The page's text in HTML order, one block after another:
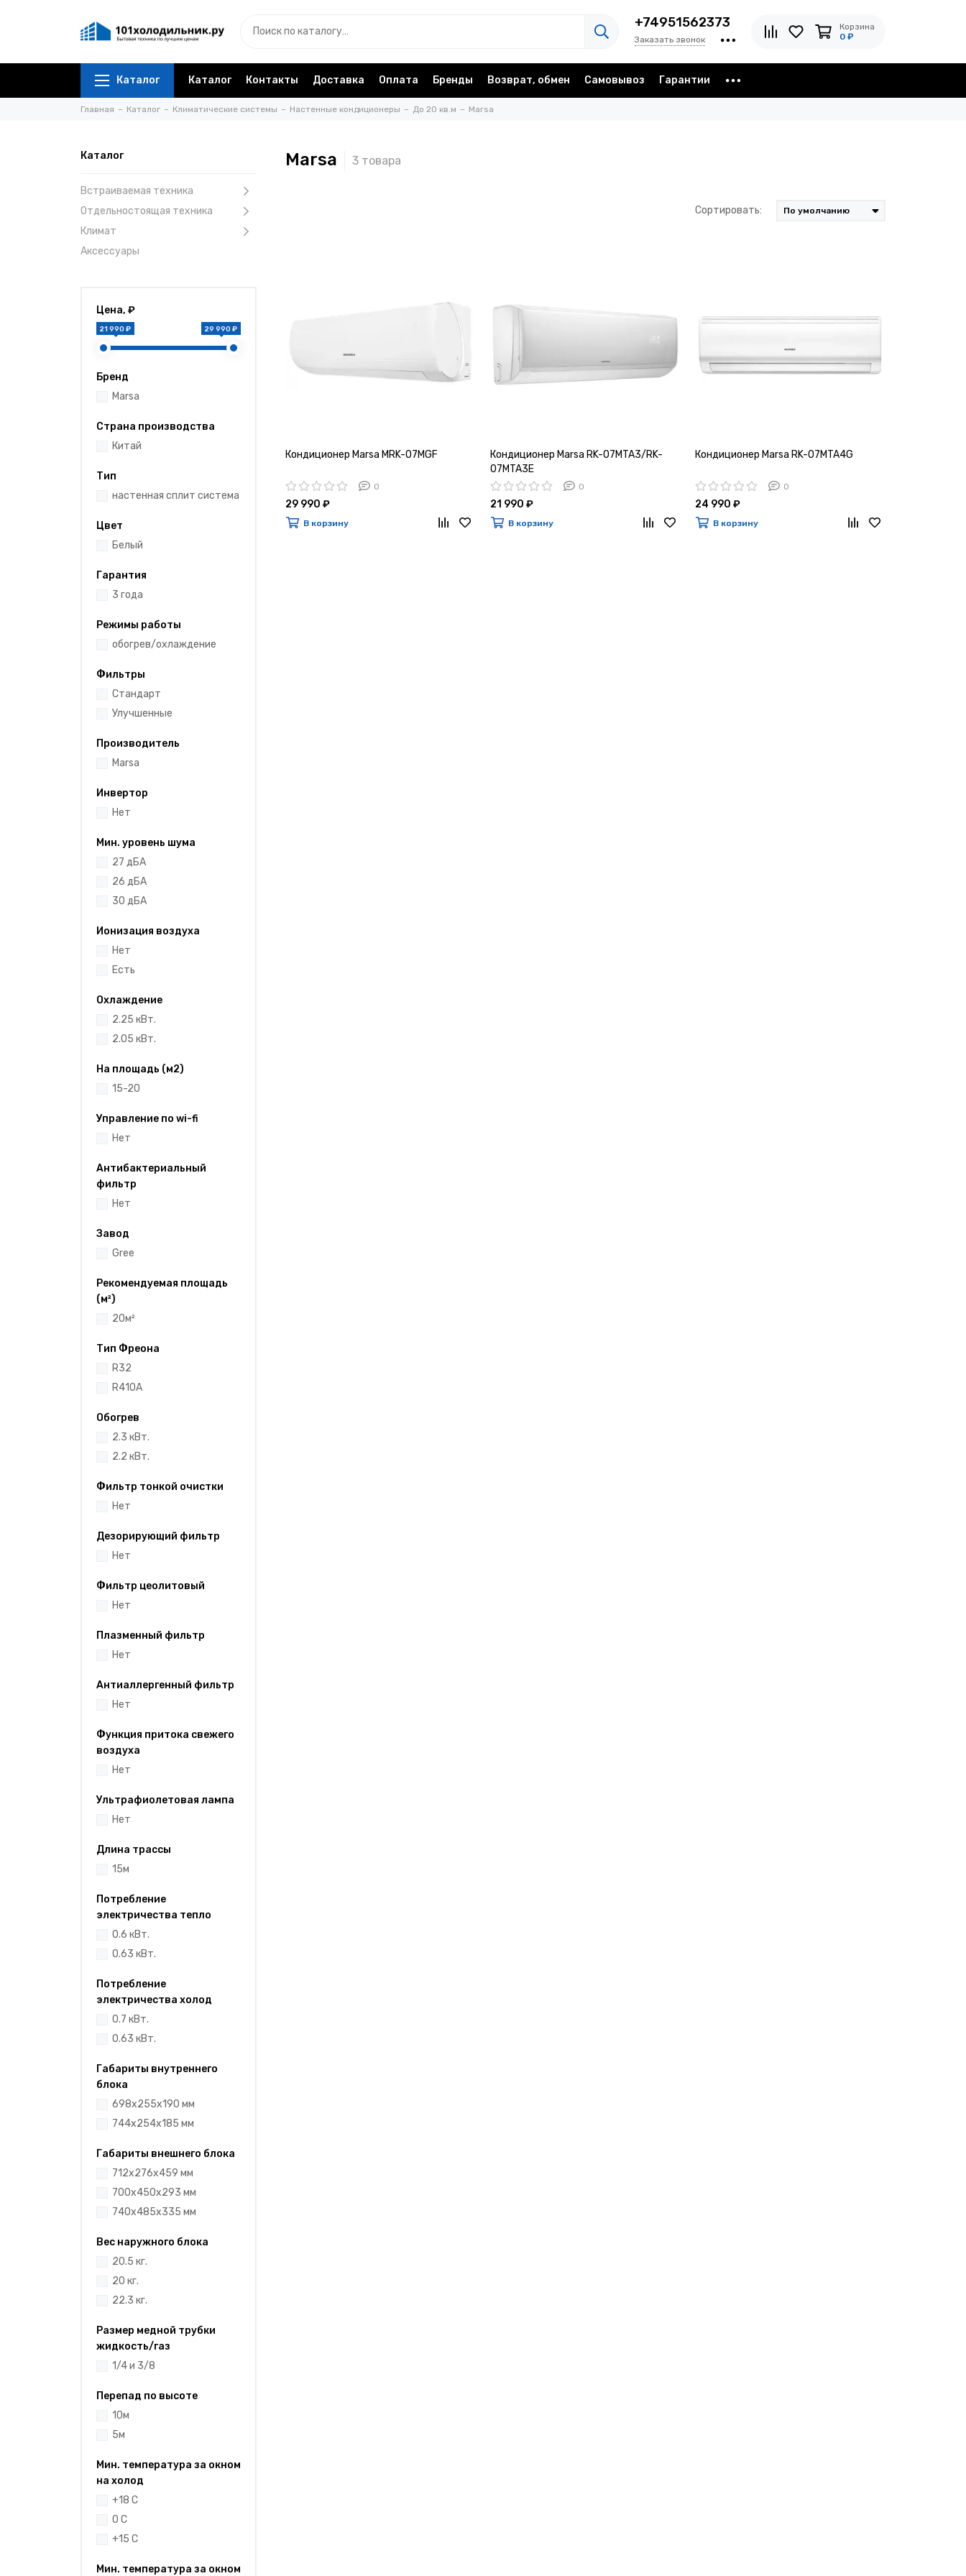
+74951562373
Заказать звонок
Корзина
0 ₽
Каталог Каталог Контакты Доставка Оплата Бренды Возврат, обмен Самовывоз Гарантии
Главная Каталог Климатические системы Настенные кондиционеры До 20 кв.м Marsa
Каталог
Встраиваемая техника
Отдельностоящая техника
Климат
Аксессуары
Цена, ₽
21 990 ₽ 29 990 ₽
Бренд
Marsa
Страна производства
Китай
Тип
настенная сплит система
Цвет
Белый
Гарантия
3 года
Режимы работы
обогрев/охлаждение
Фильтры
Cтандарт
Улучшенные
Производитель
Marsa
Инвертор
Нет
Мин. уровень шума
27 дБА
26 дБА
30 дБА
Ионизация воздуха
Нет
Есть
Охлаждение
2.25 кВт.
2.05 кВт.
На площадь (м2)
15-20
Управление по wi-fi
Нет
Антибактериальный
фильтр
Нет
Завод
Gree
Рекомендуемая площадь
(м²)
20м²
Тип Фреона
R32
R410A
Обогрев
2.3 кВт.
2.2 кВт.
Фильтр тонкой очистки
Нет
Дезорирующий фильтр
Нет
Фильтр цеолитовый
Нет
Плазменный фильтр
Нет
Антиаллергенный фильтр
Нет
Функция притока свежего
воздуха
Нет
Ультрафиолетовая лампа
Нет
Длина трассы
15м
Потребление
электричества тепло
0.6 кВт.
0.63 кВт.
Потребление
электричества холод
0.7 кВт.
0.63 кВт.
Габариты внутреннего
блока
698x255x190 мм
744x254x185 мм
Габариты внешнего блока
712x276x459 мм
700x450x293 мм
740x485x335 мм
Вес наружного блока
20.5 кг.
20 кг.
22.3 кг.
Размер медной трубки
жидкость/газ
1/4 и 3/8
Перепад по высоте
10м
5м
Мин. температура за окном
на холод
+18 С
0 С
+15 С
Мин. температура за окном
Marsa
Сортировать:
Кондиционер Marsa MRK-07MGF
0
29 990 ₽
В корзину
Кондиционер Marsa RK-07MTA3/RK-
07MTA3E
0
21 990 ₽
В корзину
Кондиционер Marsa RK-07MTA4G
0
24 990 ₽
В корзину